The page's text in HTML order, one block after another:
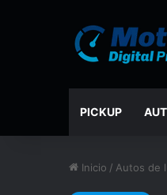
PICKUP
Inicio / Autos de